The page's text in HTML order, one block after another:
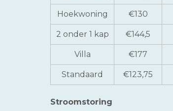
Hoekwoning €130
2 onder 1 kap €144,5
Villa €177
Standaard €123,75
Stroomstoring